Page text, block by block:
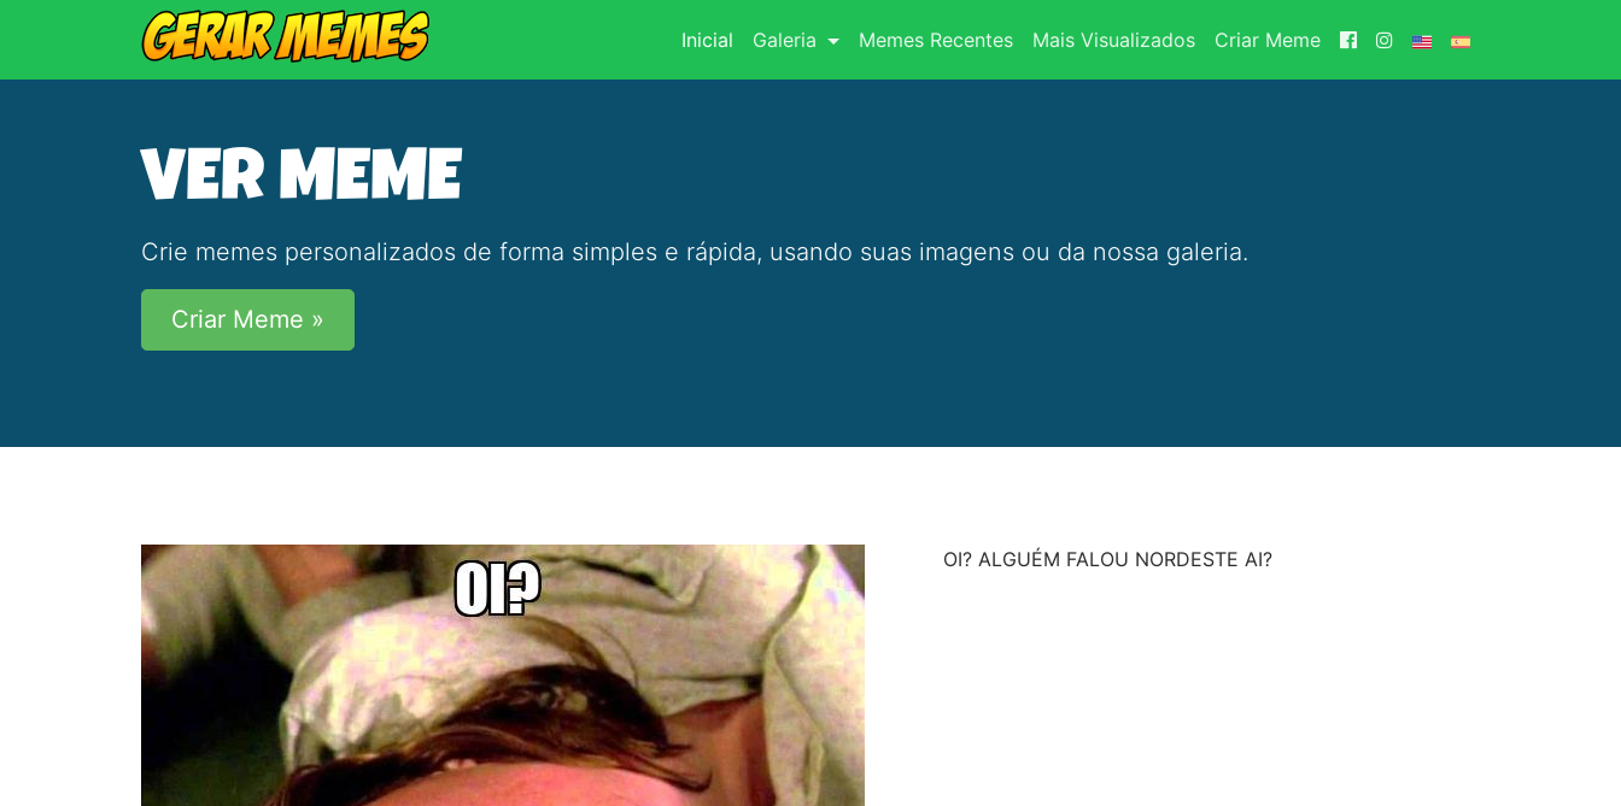
Inicial(current)
Galeria Memes Recentes Mais Visualizados Criar Meme
VER MEME
Crie memes personalizados de forma simples e rápida, usando suas imagens ou da nossa galeria.
Criar Meme »
OI? ALGUÉM FALOU NORDESTE AI?